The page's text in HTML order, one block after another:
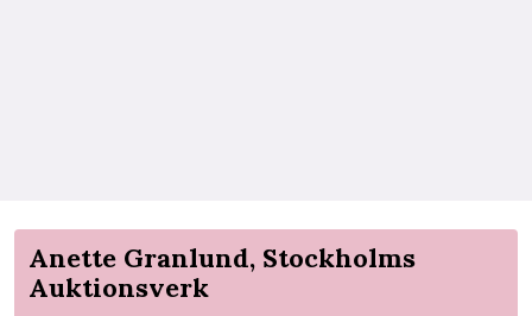
Anette Granlund, Stockholms
Auktionsverk